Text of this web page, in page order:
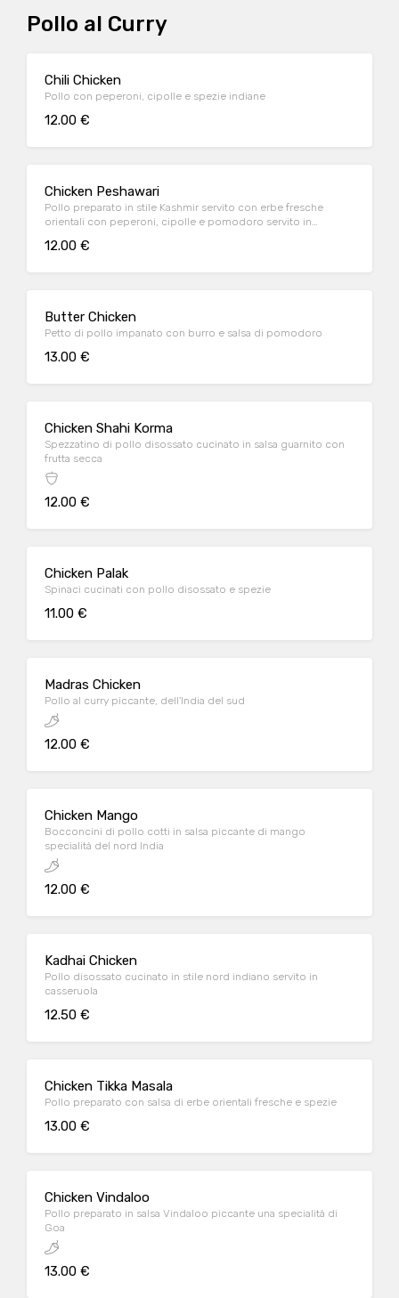
Pollo al Curry
Chili Chicken
Pollo con peperoni, cipolle e spezie indiane
12.00 €
Chicken Peshawari
Pollo preparato in stile Kashmir servito con erbe fresche
orientali con peperoni, cipolle e pomodoro servito in
12.00 €
Butter Chicken
Petto di pollo impanato con burro e salsa di pomodoro
13.00 €
Chicken Shahi Korma
Spezzatino di pollo disossato cucinato in salsa guarnito con
frutta secca
12.00 €
Chicken Palak
Spinaci cucinati con pollo disossato e spezie
11.00 €
Madras Chicken
Pollo al curry piccante, dell'India del sud
12.00 €
Chicken Mango
Bocconcini di pollo cotti in salsa piccante di mango
specialità del nord India
12.00 €
Kadhai Chicken
Pollo disossato cucinato in stile nord indiano servito in
casseruola
12.50 €
Chicken Tikka Masala
Pollo preparato con salsa di erbe orientali fresche e spezie
13.00 €
Chicken Vindaloo
Pollo preparato in salsa Vindaloo piccante una specialità di
Goa
13.00 €